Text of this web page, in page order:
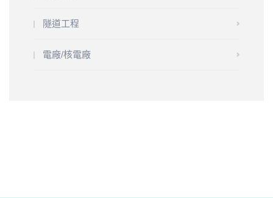
隧道工程
電廠/核電廠